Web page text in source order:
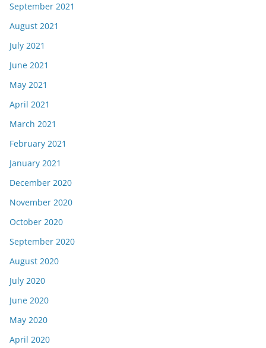
September 2021
August 2021
July 2021
June 2021
May 2021
April 2021
March 2021
February 2021
January 2021
December 2020
November 2020
October 2020
September 2020
August 2020
July 2020
June 2020
May 2020
April 2020